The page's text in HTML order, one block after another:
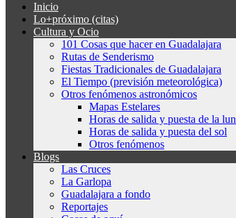
Inicio
Lo+próximo (citas)
Cultura y Ocio
101 Cosas que hacer en Guadalajara
Rutas de Senderismo
Fiestas Tradicionales de Guadalajara
El Tiempo (previsión meteorológica)
Otros fenómenos astronómicos
Mapas Estelares
Horas de salida y puesta de la
Horas de salida y puesta del sol
Otros fenómenos
Blogs
Las Cruces
La Garlopa
Guadalajara a fondo
Reportajes